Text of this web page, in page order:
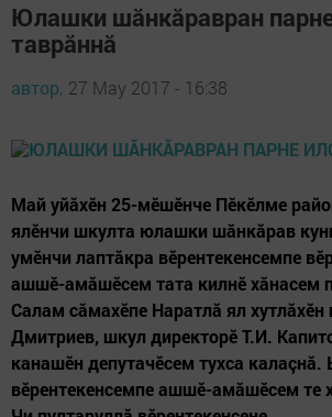
Юлашки шăнкăравран
таврăннă
автор, 27 May 2017 - 16:38
Май уйăхӗн 25-мӗшӗнче Пӗкӗлме
ялӗнчи шкулта юлашки шăнкăрав
умӗнчи лаптăкра вӗрентекенсемпе
ашшӗ-амăшӗсем тата килнӗ хăнасем
Салам сăмахӗпе Наратлă ял хутлăхӗн
Дмитриев, шкул директорӗ Т.И.
канашӗн депутачӗсем тухса калаçнă.
вӗрентекенсемпе ашшӗ-амăшӗсем